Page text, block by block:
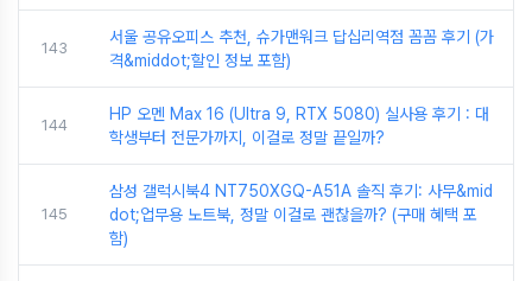
143
서울 공유오피스 추천, 슈가맨워크 답십리역점 꼼꼼 후기 (가
격&middot;할인 정보 포함)
144
HP 오멘 Max 16 (Ultra 9, RTX 5080) 실사용 후기 : 대
학생부터 전문가까지, 이걸로 정말 끝일까?
145
삼성 갤럭시북4 NT750XGQ-A51A 솔직 후기: 사무&mid
dot;업무용 노트북, 정말 이걸로 괜찮을까? (구매 혜택 포
함)